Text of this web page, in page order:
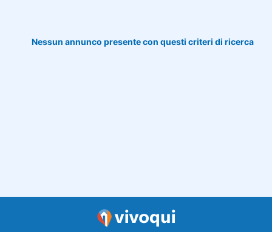
Nessun annunco presente con questi criteri di ricerca